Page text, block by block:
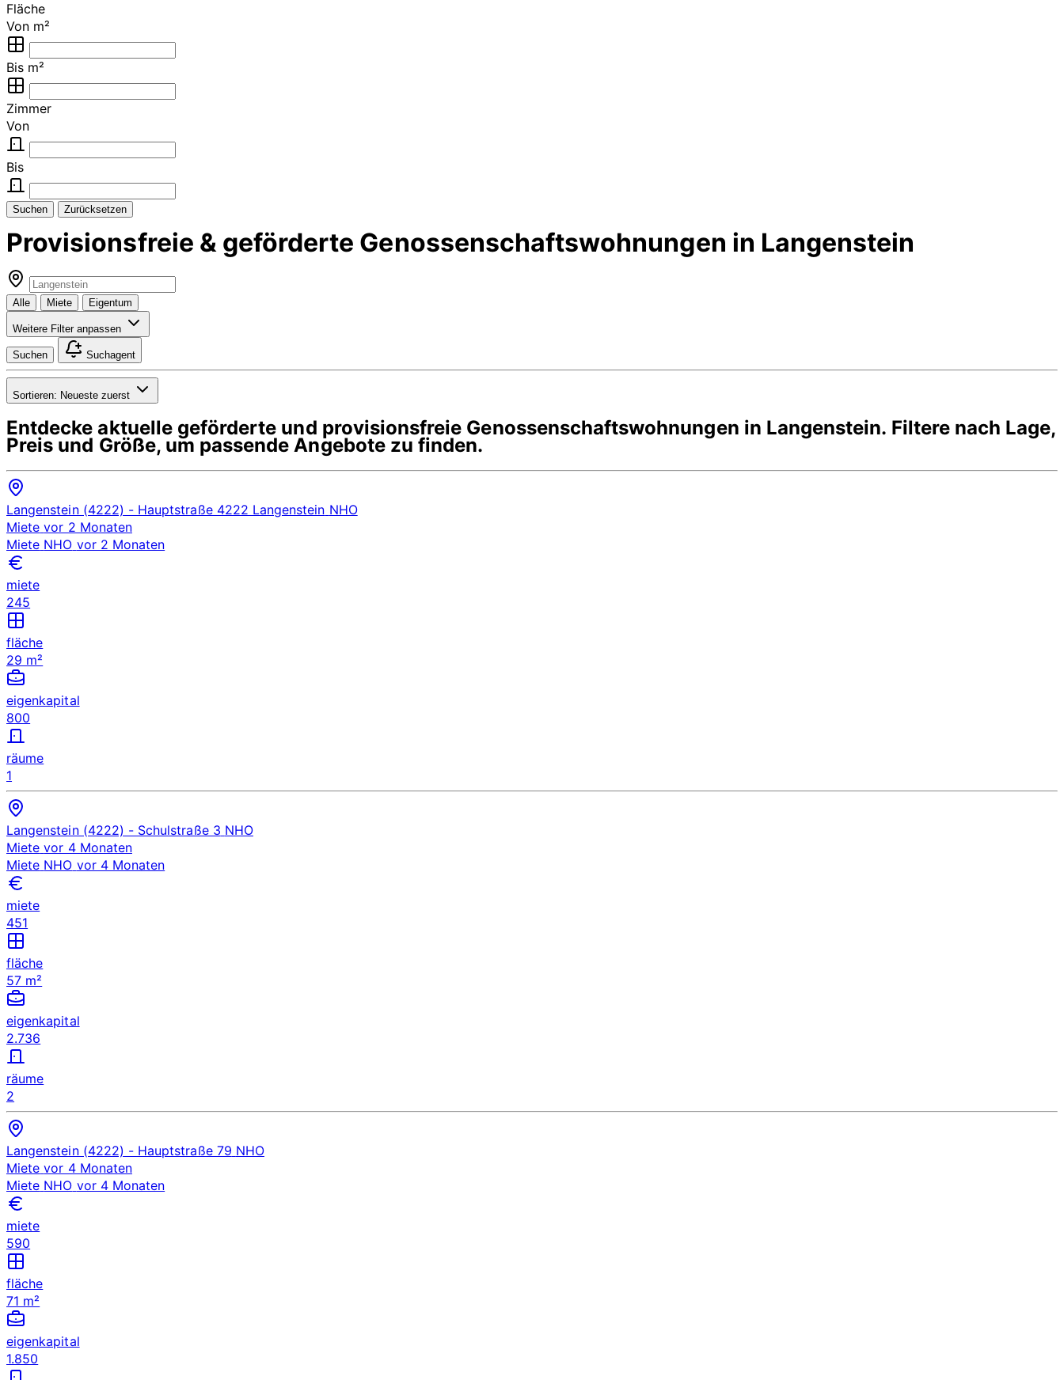
Fläche
Von m²
Bis m²
Zimmer
Von
Bis
Suchen Zurücksetzen
Provisionsfreie & geförderte Genossenschaftswohnungen in Langenstein
Alle Miete Eigentum
Weitere Filter anpassen
Suchen Suchagent
Sortieren: Neueste zuerst
Entdecke aktuelle geförderte und provisionsfreie Genossenschaftswohnungen in Langenstein. Filtere nach Lage,
Preis und Größe, um passende Angebote zu finden.
Langenstein (4222) - Hauptstraße 4222 Langenstein NHO
Miete vor 2 Monaten
Miete NHO vor 2 Monaten
miete
245
fläche
29 m²
eigenkapital
800
räume
1
Langenstein (4222) - Schulstraße 3 NHO
Miete vor 4 Monaten
Miete NHO vor 4 Monaten
miete
451
fläche
57 m²
eigenkapital
2.736
räume
2
Langenstein (4222) - Hauptstraße 79 NHO
Miete vor 4 Monaten
Miete NHO vor 4 Monaten
miete
590
fläche
71 m²
eigenkapital
1.850